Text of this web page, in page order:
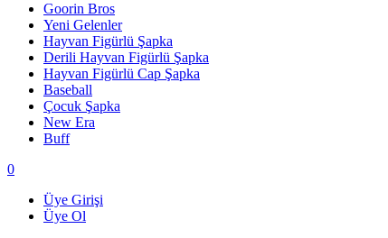
Goorin Bros
Yeni Gelenler
Hayvan Figürlü Şapka
Derili Hayvan Figürlü Şapka
Hayvan Figürlü Cap Şapka
Baseball
Çocuk Şapka
New Era
Buff
0
Üye Girişi
Üye Ol